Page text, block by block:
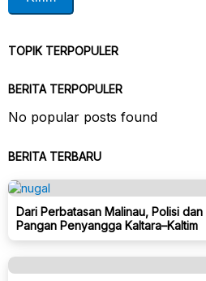
TOPIK TERPOPULER
BERITA TERPOPULER
No popular posts found
BERITA TERBARU
Dari Perbatasan Malinau, Polisi
Pangan Penyangga Kaltara–Kaltim